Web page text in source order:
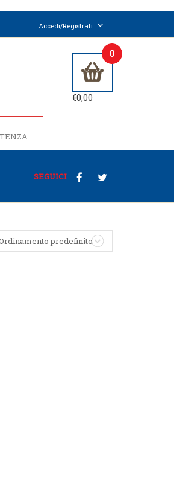
Accedi/Registrati
0
€0,00
SEGUICI
predefinito